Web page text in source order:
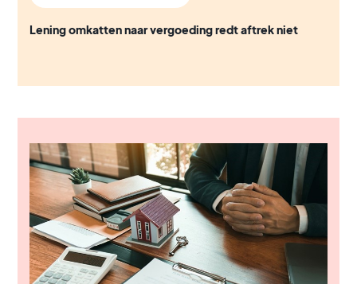
Lening omkatten naar vergoeding redt aftrek niet